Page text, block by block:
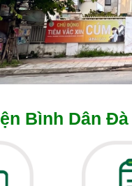
Bình Dân Đà